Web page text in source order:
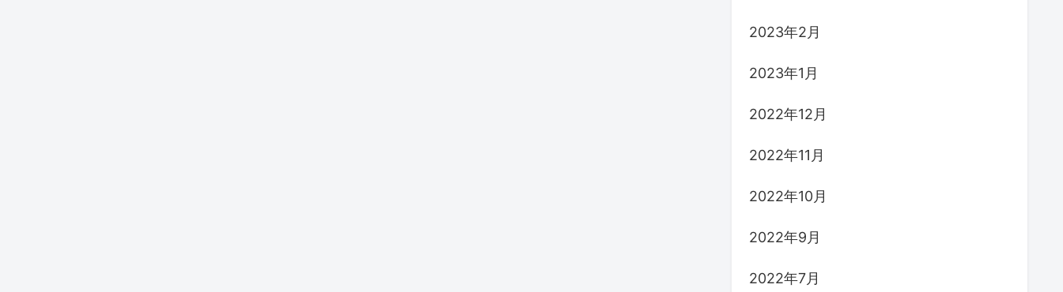
2023年2月
2023年1月
2022年12月
2022年11月
2022年10月
2022年9月
2022年7月